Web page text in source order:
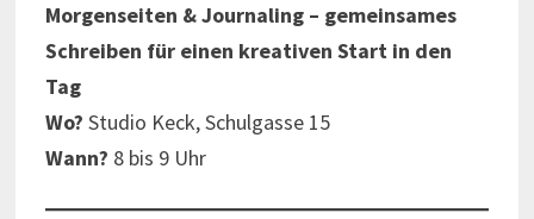
Morgenseiten & Journaling – gemeinsames
Schreiben für einen kreativen Start in den
Tag
Wo? Studio Keck, Schulgasse 15
Wann? 8 bis 9 Uhr